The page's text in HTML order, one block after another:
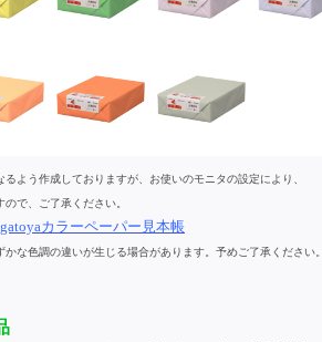
よう作成しておりますが、お使いのモニタの設定により、
で、ご了承ください。
カラーペーパー見本帳
な色調の違いが生じる場合があります。予めご了承ください。